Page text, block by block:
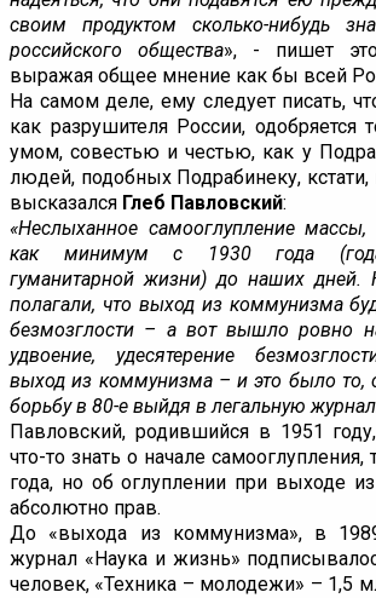
своим продуктом сколько-нибудь
российского общества», - пишет
выражая общее мнение как бы всей
На самом деле, ему следует писать,
как разрушителя России,
умом, совестью и честью, как у
людей, подобных Подрабинеку, кстати,
высказался Глеб Павловский:
«Неслыханное самооглупление
как минимум с 1930 года (года
гуманитарной жизни) до наших
полагали, что выход из коммунизма
безмозглости – а вот вышло ровно
удвоение, удесятерение
выход из коммунизма – и это было то,
борьбу в 80-е выйдя в легальную
Павловский, родившийся в 1951
что-то знать о начале самооглупления,
года, но об оглуплении при выходе
абсолютно прав.
До «выхода из коммунизма», в
журнал «Наука и жизнь»
человек, «Техника – молодежи» – 1,5